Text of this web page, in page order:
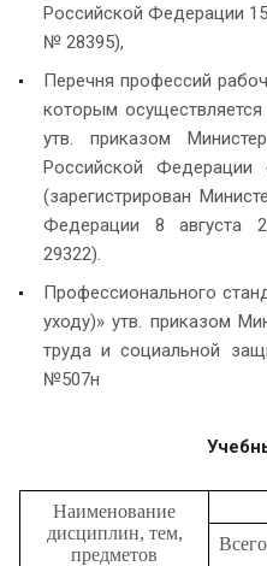
Российской Федерации
№ 28395),
Перечня профессий
которым
утв. приказом
Российской
(зарегистрирован
Федерации 8 августа
29322).
Профессионального
уходу)» утв. приказом
труда и социальной
№507н
Наименование
дисциплин, тем,
предметов
Всего